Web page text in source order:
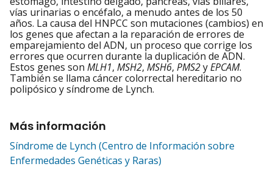
vías urinarias o encéfalo, a menudo antes de los 50
años. La causa del HNPCC son mutaciones (cambios) en
los genes que afectan a la reparación de errores de
emparejamiento del ADN, un proceso que corrige los
errores que ocurren durante la duplicación de ADN.
Estos genes son MLH1, MSH2, MSH6, PMS2yEPCAM.
También se llama cáncer colorrectal hereditario no
polipósico y síndrome de Lynch.
Más información
Síndrome de Lynch (Centro de Información sobre
Enfermedades Genéticas y Raras)